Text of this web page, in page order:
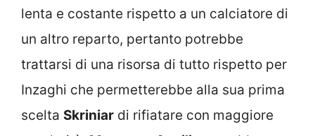
lenta e costante rispetto a un calciatore di
un altro reparto, pertanto potrebbe
trattarsi di una risorsa di tutto rispetto per
Inzaghi che permetterebbe alla sua prima
scelta Skriniar di rifiatare con maggiore